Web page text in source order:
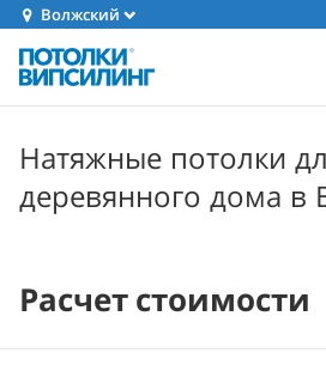
Волжский
Натяжные потолки
деревянного дома в
Расчет стоимости